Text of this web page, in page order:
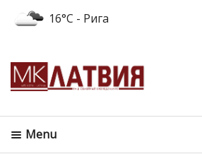
16°C - Рига
Menu